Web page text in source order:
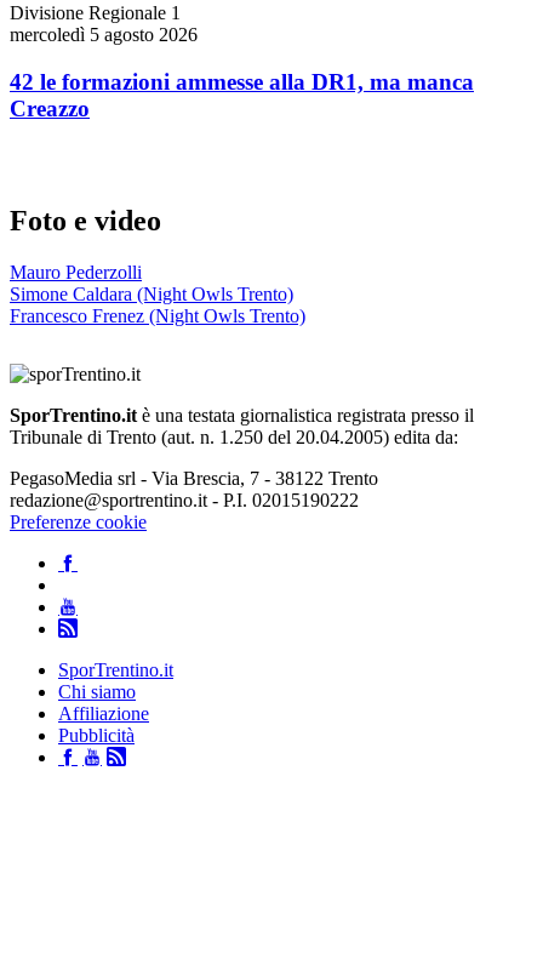
Divisione Regionale 1
mercoledì 5 agosto 2026
42 le formazioni ammesse alla DR1, ma manca
Creazzo
Foto e video
Mauro Pederzolli
Simone Caldara (Night Owls Trento)
Francesco Frenez (Night Owls Trento)
SporTrentino.it è una testata giornalistica registrata presso il
Tribunale di Trento (aut. n. 1.250 del 20.04.2005) edita da:
PegasoMedia srl - Via Brescia, 7 - 38122 Trento
redazione@sportrentino.it - P.I. 02015190222
Preferenze cookie
SporTrentino.it
Chi siamo
Affiliazione
Pubblicità